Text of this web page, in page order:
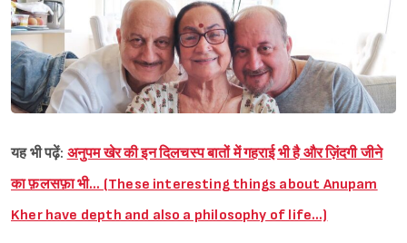
यह भी पढ़ें: अनुपम खेर की इन दिलचस्प बातों में गहराई भी है और ज़िंदगी जीने
का फ़लसफ़ा भी… (These interesting things about Anupam
Kher have depth and also a philosophy of life…)